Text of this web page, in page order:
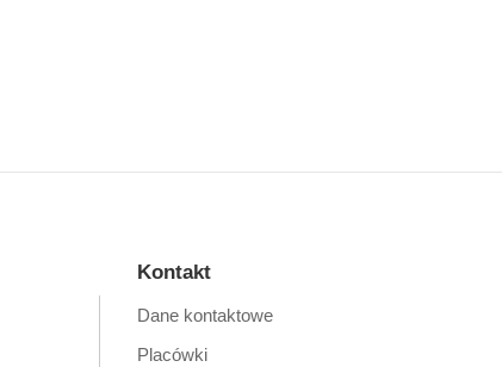
Kontakt
Dane kontaktowe
Placówki